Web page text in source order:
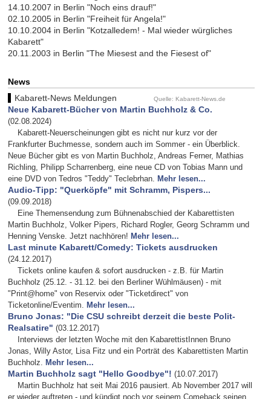
14.10.2007 in Berlin "Noch eins drauf!"
02.10.2005 in Berlin "Freiheit für Angela!"
10.10.2004 in Berlin "Kotzalledem! - Mal wieder würgliches
Kabarett"
20.11.2003 in Berlin "The Miesest and the Fiesest of"
News
Kabarett-News Meldungen
Quelle: Kabarett-News.de
Neue Kabarett-Bücher von Martin Buchholz & Co.
(02.08.2024)
Kabarett-Neuerscheinungen gibt es nicht nur kurz vor der
Frankfurter Buchmesse, sondern auch im Sommer - ein Überblick.
Neue Bücher gibt es von Martin Buchholz, Andreas Ferner, Mathias
Richling, Philipp Scharrenberg, eine neue CD von Tobias Mann und
eine DVD von Tedros "Teddy" Teclebrhan. Mehr lesen...
Audio-Tipp: "Querköpfe" mit Schramm, Pispers...
(09.09.2018)
Eine Themensendung zum Bühnenabschied der Kabarettisten
Martin Buchholz, Volker Pipers, Richard Rogler, Georg Schramm und
Henning Venske. Jetzt nachhören! Mehr lesen...
Last minute Kabarett/Comedy: Tickets ausdrucken
(24.12.2017)
Tickets online kaufen & sofort ausdrucken - z.B. für Martin
Buchholz (25.12. - 31.12. bei den Berliner Wühlmäusen) - mit
"Print@home" von Reservix oder "Ticketdirect" von
Ticketonline/Eventim. Mehr lesen...
Bruno Jonas: "Die CSU schreibt derzeit die beste Polit-
Realsatire" (03.12.2017)
Interviews der letzten Woche mit den KabarettistInnen Bruno
Jonas, Willy Astor, Lisa Fitz und ein Porträt des Kabarettisten Martin
Buchholz. Mehr lesen...
Martin Buchholz sagt "Hello Goodbye"! (10.07.2017)
Martin Buchholz hat seit Mai 2016 pausiert. Ab November 2017 will
er wieder auftreten - und kündigt noch vor seinem Comeback seinen